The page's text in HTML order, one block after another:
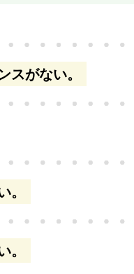
スがない。
。
。